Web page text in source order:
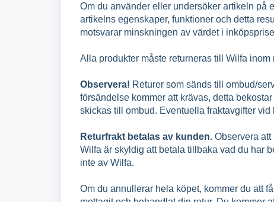
Om du använder eller undersöker artikeln på
artikelns egenskaper, funktioner och detta
motsvarar minskningen av värdet i
Alla produkter måste returneras till Wilfa
Observera! Returer som sänds till ombud/
försändelse kommer att krävas, detta
skickas till ombud. Eventuella fraktavgifter
Returfrakt betalas av kunden. Observera
Wilfa är skyldig att betala tillbaka vad du har
inte av Wilfa.
Om du annullerar hela köpet, kommer du att